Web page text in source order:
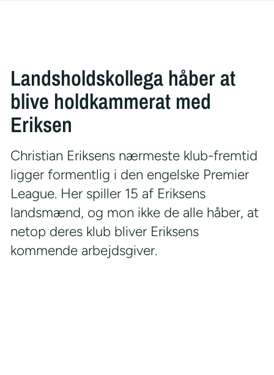
Landsholdskollega håber at
blive holdkammerat med
Eriksen
Christian Eriksens nærmeste klub-fremtid
ligger formentlig i den engelske Premier
League. Her spiller 15 af Eriksens
landsmænd, og mon ikke de alle håber, at
netop deres klub bliver Eriksens
kommende arbejdsgiver.